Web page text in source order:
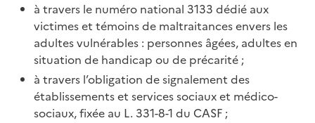
à travers le numéro national 3133 dédié aux
victimes et témoins de maltraitances envers les
adultes vulnérables : personnes âgées, adultes en
situation de handicap ou de précarité ;
à travers l’obligation de signalement des
établissements et services sociaux et médico-
sociaux, fixée au L. 331-8-1 du CASF ;